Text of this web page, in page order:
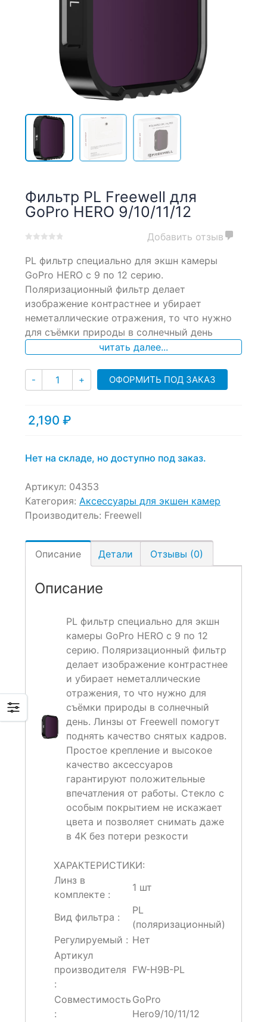
Фильтр PL Freewell для
GoPro HERO 9/10/11/12
out
on
customer
ratings
Добавить отзыв
PL фильтр специально для экшн камеры
GoPro HERO с 9 по 12 серию.
Поляризационный фильтр делает
изображение контрастнее и убирает
неметаллические отражения, то что нужно
для съёмки природы в солнечный день
читать далее...
- Количество
+ ОФОРМИТЬ ПОД ЗАКАЗ
2,190 ₽
Нет на складе, но доступно под заказ.
Артикул: 04353
Категория: Аксессуары для экшен камер
Производитель: Freewell
Описание Детали Отзывы (0)
Описание
PL фильтр специально для экшн
камеры GoPro HERO с 9 по 12
серию. Поляризационный фильтр
делает изображение контрастнее
и убирает неметаллические
отражения, то что нужно для
съёмки природы в солнечный
день. Линзы от Freewell помогут
поднять качество снятых кадров.
Простое крепление и высокое
качество аксессуаров
гарантируют положительные
впечатления от работы. Стекло с
особым покрытием не искажает
цвета и позволяет снимать даже
в 4K без потери резкости
ХАРАКТЕРИСТИКИ:
Линз в
комплекте :
1 шт
Вид фильтра :
PL
(поляризационный)
Регулируемый : Нет
Артикул
производителя
:
FW-H9B-PL
Совместимость
:
GoPro
Hero9/10/11/12